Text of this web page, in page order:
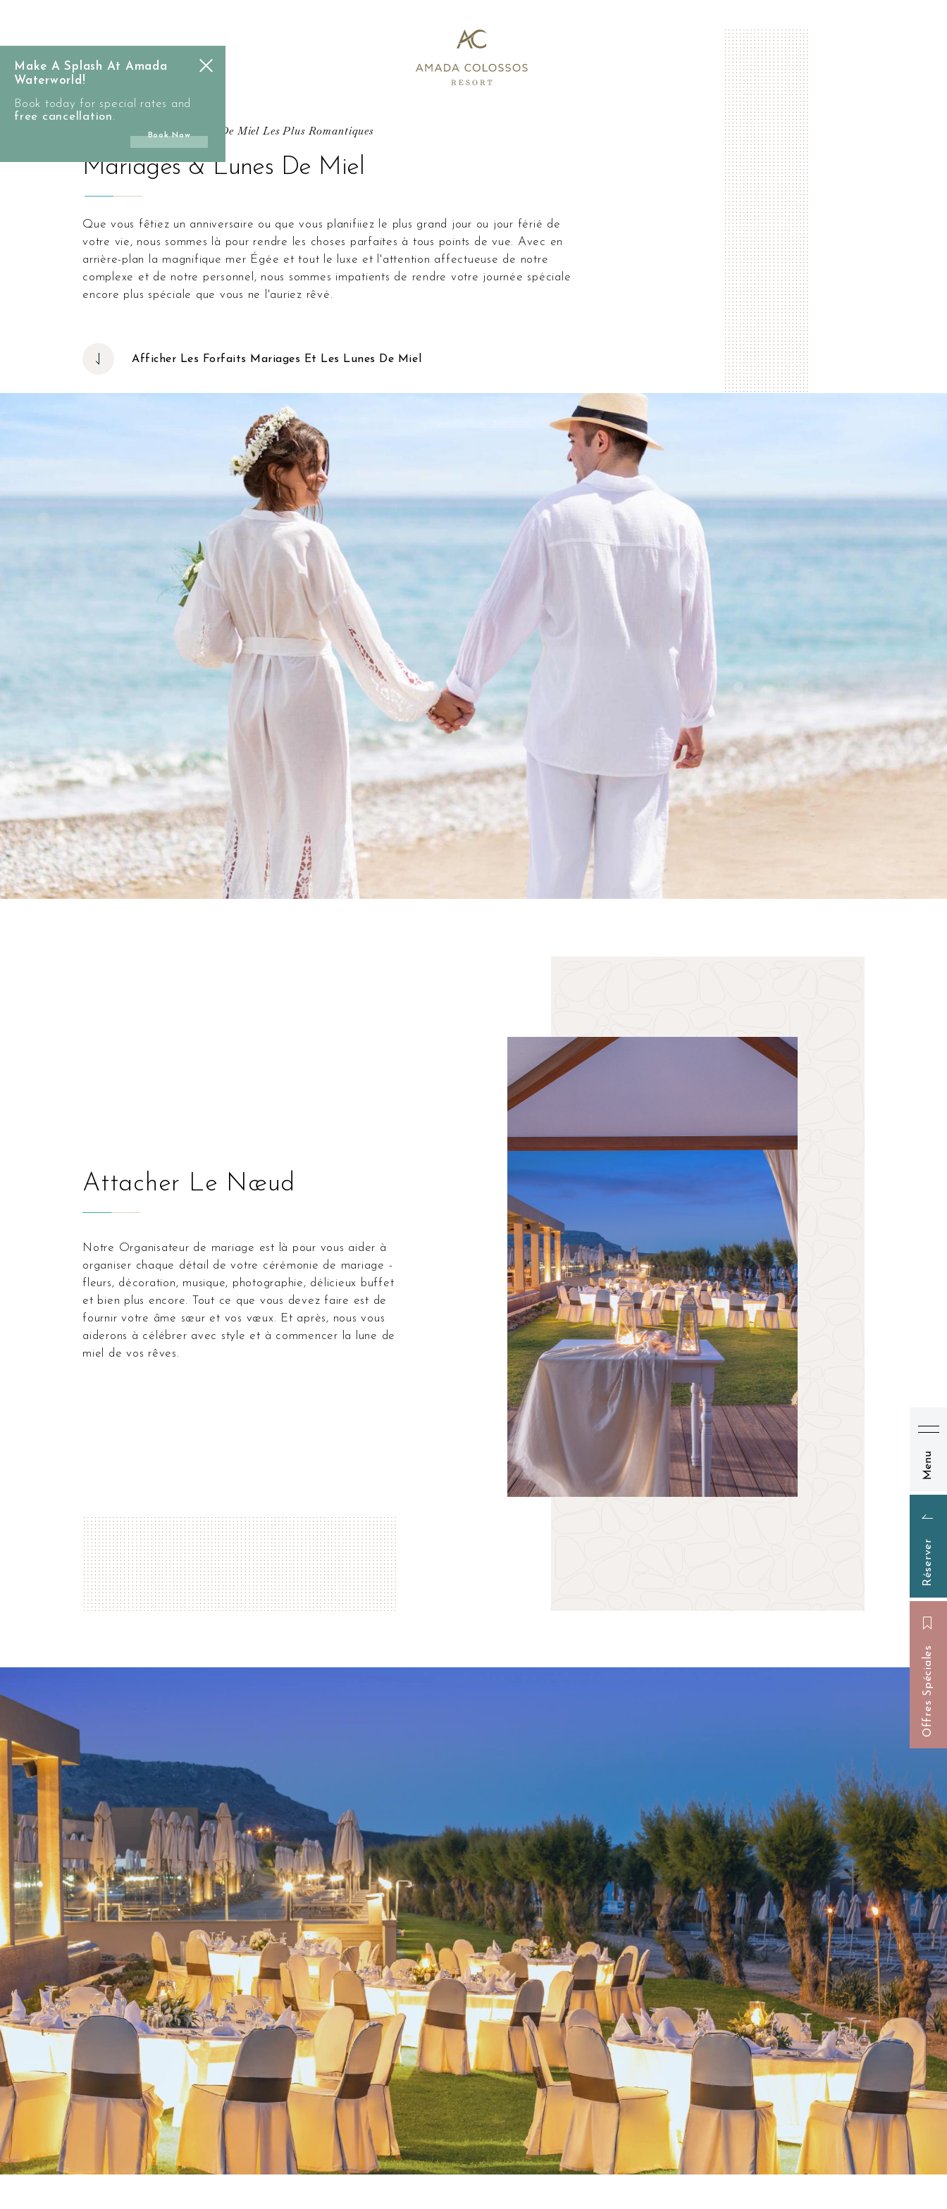
Menu
Réserver
Offres Spéciales
&
Honeymoons
Mariages & Lunes De Miel
Les Mariages Et Les Lunes De Miel Les Plus Romantiques
Que vous fêtiez un anniversaire ou que vous planifiiez le plus grand jour ou jour férié de
votre vie, nous sommes là pour rendre les choses parfaites à tous points de vue. Avec en
arrière-plan la magnifique mer Égée et tout le luxe et l'attention affectueuse de notre
complexe et de notre personnel, nous sommes impatients de rendre votre journée spéciale
encore plus spéciale que vous ne l'auriez rêvé.
Afficher Les Forfaits Mariages Et Les Lunes De Miel
Attacher Le Nœud
Notre Organisateur de mariage est là pour vous aider à
organiser chaque détail de votre cérémonie de mariage -
fleurs, décoration, musique, photographie, délicieux buffet
et bien plus encore. Tout ce que vous devez faire est de
fournir votre âme sœur et vos vœux. Et après, nous vous
aiderons à célébrer avec style et à commencer la lune de
miel de vos rêves.
Make A Splash At Amada
Waterworld!
Book today for special rates and
free cancellation.
Book Now